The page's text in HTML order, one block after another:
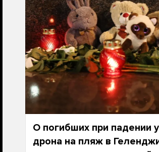
О погибших при падении
дрона на пляж в